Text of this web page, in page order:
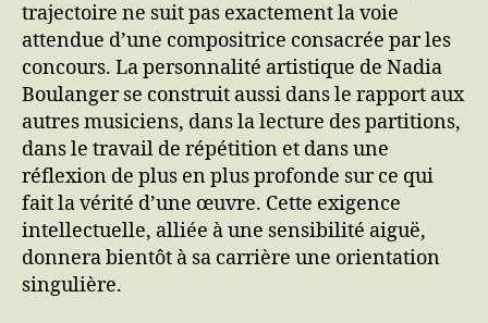
trajectoire ne suit pas exactement la voie
attendue d’une compositrice consacrée par les
concours. La personnalité artistique de Nadia
Boulanger se construit aussi dans le rapport aux
autres musiciens, dans la lecture des partitions,
dans le travail de répétition et dans une
réflexion de plus en plus profonde sur ce qui
fait la vérité d’une œuvre. Cette exigence
intellectuelle, alliée à une sensibilité aiguë,
donnera bientôt à sa carrière une orientation
singulière.